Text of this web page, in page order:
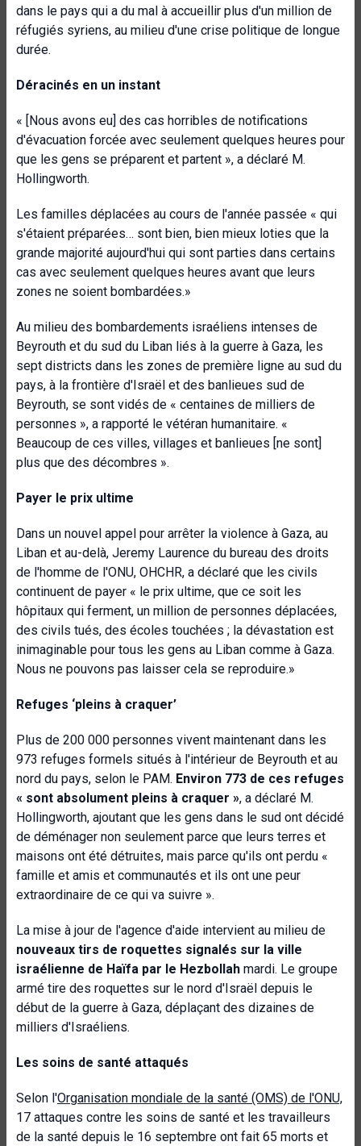
dans le pays qui a du mal à accueillir plus d'un million de
réfugiés syriens, au milieu d'une crise politique de longue
durée.
Déracinés en un instant
« [Nous avons eu] des cas horribles de notifications
d'évacuation forcée avec seulement quelques heures pour
que les gens se préparent et partent », a déclaré M.
Hollingworth.
Les familles déplacées au cours de l'année passée « qui
s'étaient préparées… sont bien, bien mieux loties que la
grande majorité aujourd'hui qui sont parties dans certains
cas avec seulement quelques heures avant que leurs
zones ne soient bombardées.»
Au milieu des bombardements israéliens intenses de
Beyrouth et du sud du Liban liés à la guerre à Gaza, les
sept districts dans les zones de première ligne au sud du
pays, à la frontière d'Israël et des banlieues sud de
Beyrouth, se sont vidés de « centaines de milliers de
personnes », a rapporté le vétéran humanitaire. «
Beaucoup de ces villes, villages et banlieues [ne sont]
plus que des décombres ».
Payer le prix ultime
Dans un nouvel appel pour arrêter la violence à Gaza, au
Liban et au-delà, Jeremy Laurence du bureau des droits
de l'homme de l'ONU, OHCHR, a déclaré que les civils
continuent de payer « le prix ultime, que ce soit les
hôpitaux qui ferment, un million de personnes déplacées,
des civils tués, des écoles touchées ; la dévastation est
inimaginable pour tous les gens au Liban comme à Gaza.
Nous ne pouvons pas laisser cela se reproduire.»
Refuges ‘pleins à craquer’
Plus de 200 000 personnes vivent maintenant dans les
973 refuges formels situés à l'intérieur de Beyrouth et au
nord du pays, selon le PAM. Environ 773 de ces refuges
« sont absolument pleins à craquer », a déclaré M.
Hollingworth, ajoutant que les gens dans le sud ont décidé
de déménager non seulement parce que leurs terres et
maisons ont été détruites, mais parce qu'ils ont perdu «
famille et amis et communautés et ils ont une peur
extraordinaire de ce qui va suivre ».
La mise à jour de l'agence d'aide intervient au milieu de
nouveaux tirs de roquettes signalés sur la ville
israélienne de Haïfa par le Hezbollah mardi. Le groupe
armé tire des roquettes sur le nord d'Israël depuis le
début de la guerre à Gaza, déplaçant des dizaines de
milliers d'Israéliens.
Les soins de santé attaqués
Selon l'Organisation mondiale de la santé (OMS) de l'ONU,
17 attaques contre les soins de santé et les travailleurs
de la santé depuis le 16 septembre ont fait 65 morts et